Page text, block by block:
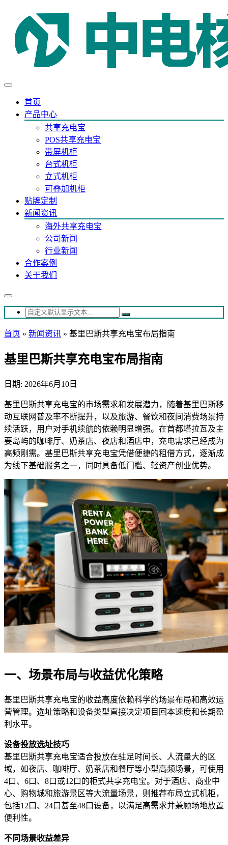
首页
产品中心
共享充电宝
POS共享充电宝
带屏机柜
台式机柜
立式机柜
可叠加机柜
贴牌定制
新闻资讯
海外共享充电宝
公司新闻
行业新闻
合作案例
关于我们
首页 » 新闻资讯 » 基里巴斯共享充电宝布局指南
基里巴斯共享充电宝布局指南
日期: 2026年6月10日
基里巴斯共享充电宝的市场需求和发展潜力，随着基里巴斯移
动互联网普及率不断提升，以及旅游、餐饮和夜间消费场景持
续活跃，用户对手机续航的依赖明显增强。在首都塔拉瓦及主
要岛屿的咖啡厅、奶茶店、夜店和酒店中，充电需求已经成为
高频刚需。基里巴斯共享充电宝凭借便捷的租借方式，逐渐成
为线下基础服务之一，同时具备低门槛、轻资产创业优势。
一、场景布局与收益优化策略
基里巴斯共享充电宝的收益高度依赖科学的场景布局和高效运
营管理。选址策略和设备类型直接决定项目回本速度和长期盈
利水平。
设备投放选址技巧
基里巴斯共享充电宝适合投放在驻足时间长、人流量大的区
域，如夜店、咖啡厅、奶茶店和餐厅等小型高频场景，可使用
4口、6口、8口或12口的柜式共享充电宝。对于酒店、商业中
心、购物城和旅游景区等大流量场景，则推荐布局立式机柜，
包括12口、24口甚至48口设备，以满足高需求并兼顾场地放置
便利性。
不同场景收益差异